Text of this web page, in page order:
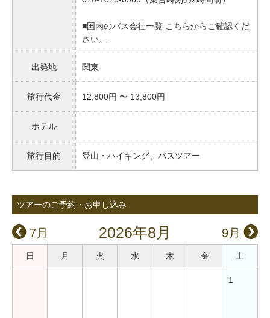
■国内のバス会社一覧 こちらからご確認くだ
さい。
出発地 関東
旅行代金 12,800円 〜 13,800円
ホテル
旅行目的 登山・ハイキング、バスツアー
ツアーのご予約・お申し込み
7月 2026年8月 9月
日 月 火 水 木 金 土
1